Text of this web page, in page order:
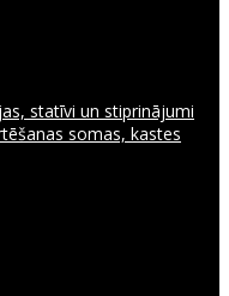
statīvi un stiprinājumi
somas, kastes